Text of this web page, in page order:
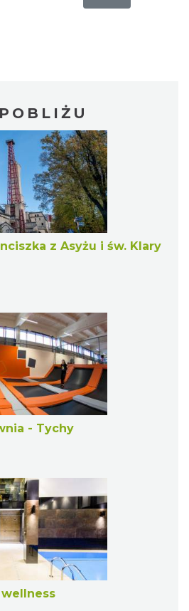
z Asyżu i św. Klary
- Tychy
wellness